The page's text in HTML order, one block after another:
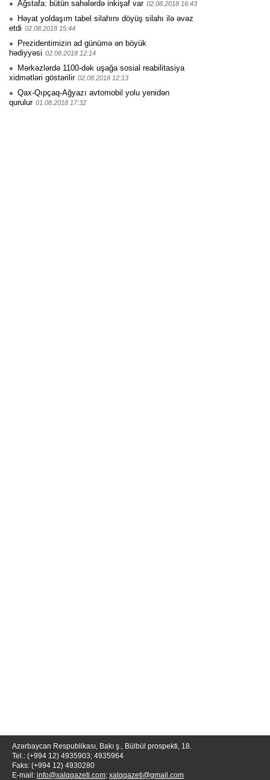
Ağstafa: bütün sahələrdə inkişaf var 02.08.2018 16:43
Həyat yoldaşım tabel silahını döyüş silahı ilə əvəz
etdi 02.08.2018 15:44
Prezidentimizin ad günümə ən böyük
hədiyyəsi 02.08.2018 12:14
Mərkəzlərdə 1100-dək uşağa sosial reabilitasiya
xidmətləri göstərilir 02.08.2018 12:13
Qax-Qıpçaq-Ağyazı avtomobil yolu yenidən
qurulur 01.08.2018 17:32
Azərbaycan Respublikası, Bakı ş., Bülbül prospekti, 18.
Tel.: (+994 12) 4935903; 4935964
Faks: (+994 12) 4930280
E-mail: info@xalqqazeti.com; xalqqazeti@gmail.com